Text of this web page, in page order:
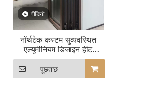
वीडियो
नॉर्थटेक कस्टम सुव्यवस्थित
एल्यूमीनियम डिजाइन हीट
इन्सुलेशन फोल्डिंग दरवाजे
पूछताछ